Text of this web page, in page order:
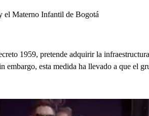
el Materno Infantil de Bogotá
1959, pretende adquirir la
embargo, esta medida ha llevado a que el